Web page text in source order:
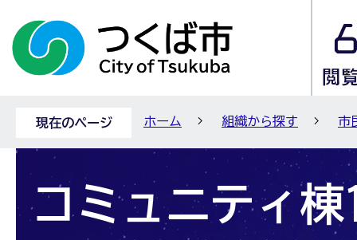
現在のページ ホーム 組織から探す 市
コミュニティ棟